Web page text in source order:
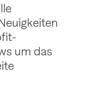
e
um das